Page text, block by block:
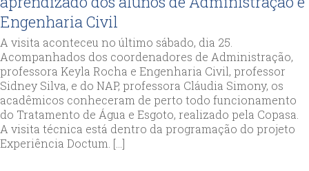
Engenharia Civil
A visita aconteceu no último sábado, dia 25.
Acompanhados dos coordenadores de Administração,
professora Keyla Rocha e Engenharia Civil, professor
Sidney Silva, e do NAP, professora Cláudia Simony, os
acadêmicos conheceram de perto todo funcionamento
do Tratamento de Água e Esgoto, realizado pela Copasa.
A visita técnica está dentro da programação do projeto
Experiência Doctum. […]